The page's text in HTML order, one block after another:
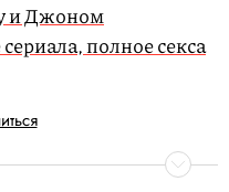
и Джоном
полное секса